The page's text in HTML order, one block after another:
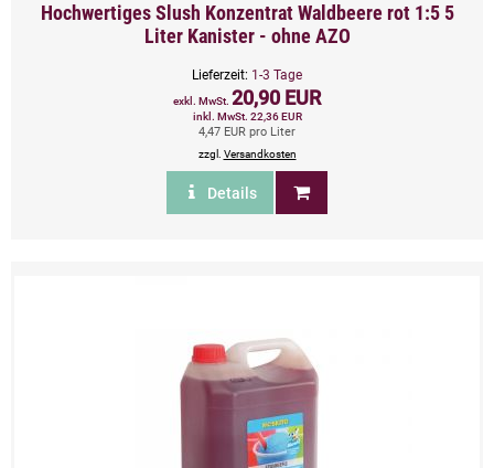
Hochwertiges Slush Konzentrat Waldbeere rot 1:5 5
Liter Kanister - ohne AZO
Lieferzeit: 1-3 Tage
exkl. MwSt. 20,90 EUR
inkl. MwSt. 22,36 EUR
4,47 EUR pro Liter
zzgl. Versandkosten
Details